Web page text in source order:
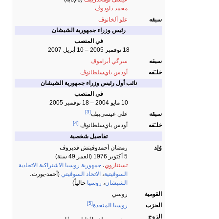
محمد داودوڤ
سبقه
علو ألخانوڤ
رئيس وزراء جمهورية الشيشان
في المنصب
18 نوفمبر 2005 – 10 أبريل 2007
سبقه
سرگي أبراموڤ
خلـَفه
أودس باي‌سلطانوڤ
نائب أول رئيس وزراء جمهورية الشيشان
في المنصب
10 مايو 2004 – 18 نوفمبر 2005
سبقه
علي عيسى‌ييڤ[3]
خلـَفه أودس باي‌سلطانوڤ [4]
تفاصيل شخصية
وُلِد
رمضان أحمدوڤيتش قديروڤ
5 أكتوبر 1976
(العمر 49 سنة)
تسنتاروي، جمهورية روسيا الاشتراكية الاتحادية
السوڤيتية، الاتحاد السوڤيتي (أحمد-يورت،
الشيشان، روسيا حالياً)
القومية
روسي
الحزب
روسيا المتحدة[5]
الزوج